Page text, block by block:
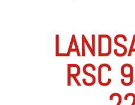
RSC